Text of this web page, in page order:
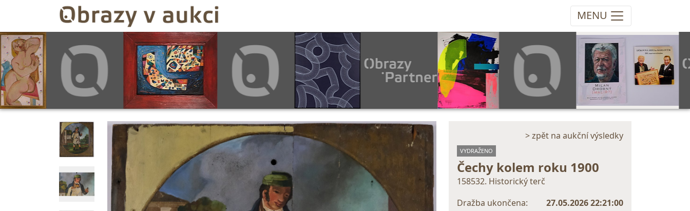
MENU
> zpět na aukční výsledky
VYDRAŽENO
Čechy kolem roku 1900
158532. Historický terč
Dražba ukončena:
27.05.2026 22:21:00